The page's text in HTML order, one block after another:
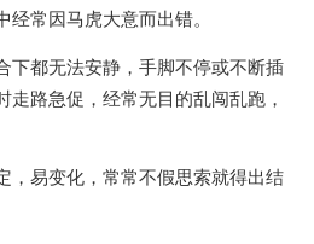
常因马虎大意而出错。
都无法安静，手脚不停或不断插
走路急促，经常无目的乱闯乱跑，
易变化，常常不假思索就得出结